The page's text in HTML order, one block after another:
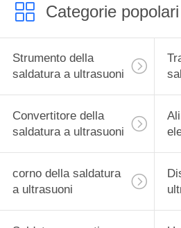
Categorie popolari
Strumento della
saldatura a ultrasuoni
Convertitore della
saldatura a ultrasuoni
corno della saldatura
a ultrasuoni